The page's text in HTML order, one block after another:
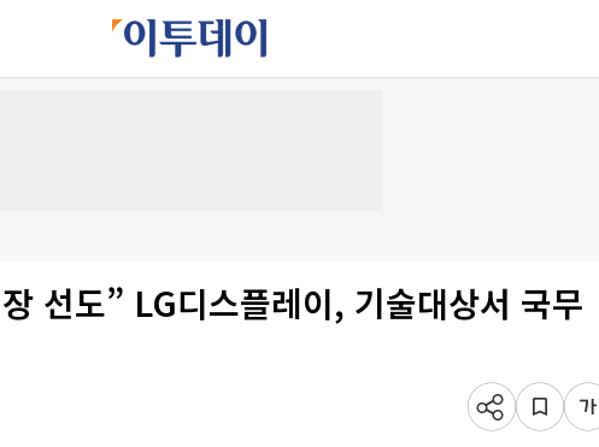
선도” LG디스플레이, 기술대상서 국무